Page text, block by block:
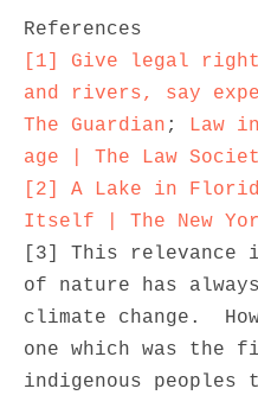
[1]
Give legal
and rivers, say
The Guardian ; Law
age | The Law
[2]
A Lake in
Itself | The New
[3] This relevance
of nature has
climate change.
one which was the
indigenous peoples